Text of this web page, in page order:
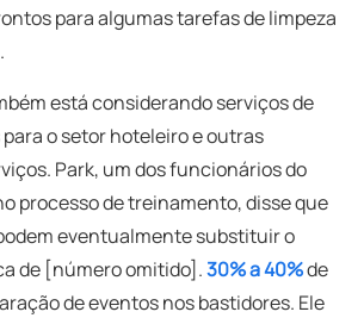
para algumas tarefas de limpeza
está considerando serviços de
o setor hoteleiro e outras
Park, um dos funcionários do
processo de treinamento, disse que
eventualmente substituir o
de [número omitido].30% a 40%de
de eventos nos bastidores. Ele